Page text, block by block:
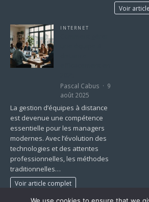
Voir
INTERNET
Pascal Cabus
9
août 2025
La gestion d’équipes à distance
est devenue une compétence
essentielle pour les managers
modernes. Avec l’évolution des
technologies et des attentes
professionnelles, les méthodes
traditionnelles…
Voir article complet